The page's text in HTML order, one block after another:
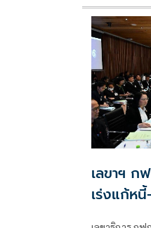
เลขาฯ
เร่งแก้ห